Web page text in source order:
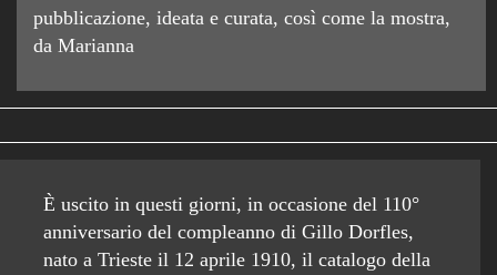
pubblicazione, ideata e curata, così come la mostra,
da Marianna
È uscito in questi giorni, in occasione del 110°
anniversario del compleanno di Gillo Dorfles,
nato a Trieste il 12 aprile 1910, il catalogo della